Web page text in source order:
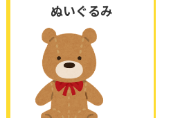
ぬいぐるみ